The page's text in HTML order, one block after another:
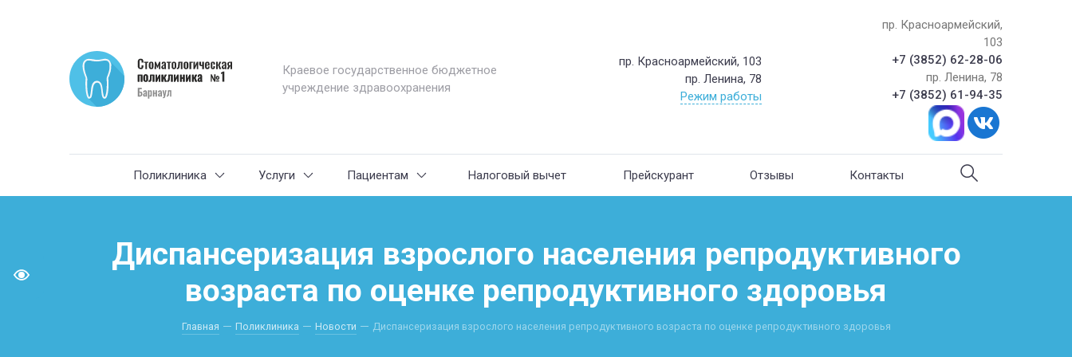
Краевое государственное бюджетное
учреждение здравоохранения
пр. Красноармейский, 103
пр. Ленина, 78
Режим работы
пр. Красноармейский,
103
+7 (3852) 62-28-06
пр. Ленина, 78
+7 (3852) 61-94-35
Поликлиника Услуги Пациентам Налоговый вычет Прейскурант Отзывы Контакты
Диспансеризация взрослого населения репродуктивного
возраста по оценке репродуктивного здоровья
Главная Поликлиника Новости Диспансеризация взрослого населения репродуктивного возраста по оценке репродуктивного здоровья